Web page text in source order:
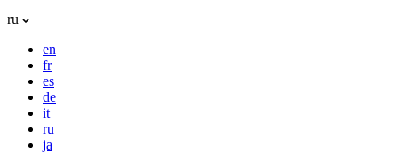
ru
en
fr
es
de
it
ru
ja